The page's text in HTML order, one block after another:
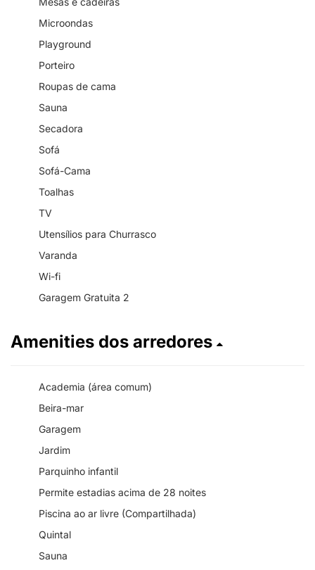
Microondas
Playground
Porteiro
Roupas de cama
Sauna
Secadora
Sofá
Sofá-Cama
Toalhas
TV
Utensílios para Churrasco
Varanda
Wi-fi
Garagem Gratuita 2
Amenities dos arredores
Academia (área comum)
Beira-mar
Garagem
Jardim
Parquinho infantil
Permite estadias acima de 28 noites
Piscina ao ar livre (Compartilhada)
Quintal
Sauna